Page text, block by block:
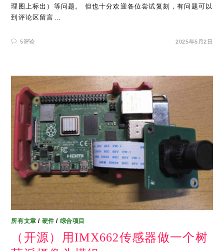
理图上标出）等问题。 但也十分欢迎各位尝试复刻，有问题可以
到评论区留言…
5评论 2025年5月2日
所有文章 / 硬件 / 综合项目
（开源）用IMX662传感器做一个树